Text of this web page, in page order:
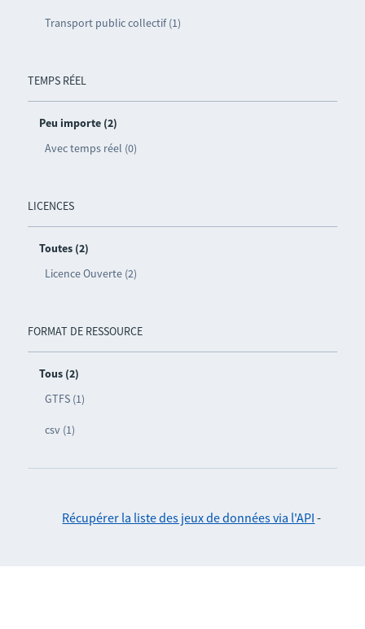
Transport public collectif (1)
TEMPS RÉEL
Peu importe (2)
Avec temps réel (0)
LICENCES
Toutes (2)
Licence Ouverte (2)
FORMAT DE RESSOURCE
Tous (2)
GTFS (1)
csv (1)
Récupérer la liste des jeux de données via l'API -